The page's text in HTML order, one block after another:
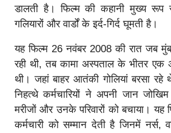
डालती है। फिल्म की कहानी मुख्य रूप
गलियारों और वार्डों के इर्द-गिर्द घूमती है।
यह फिल्म 26 नवंबर 2008 की रात
रही थी, तब कामा अस्पताल के भीतर एक
थी। जहां बाहर आतंकी गोलियां बरसा
निहत्थे कर्मचारियों ने अपनी जान
मरीजों और उनके परिवारों को बचाया।
कर्मचारी को सम्मान देती है जिनमें नर्स,